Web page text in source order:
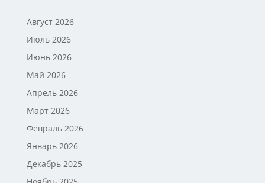
Август 2026
Июль 2026
Июнь 2026
Май 2026
Апрель 2026
Март 2026
Февраль 2026
Январь 2026
Декабрь 2025